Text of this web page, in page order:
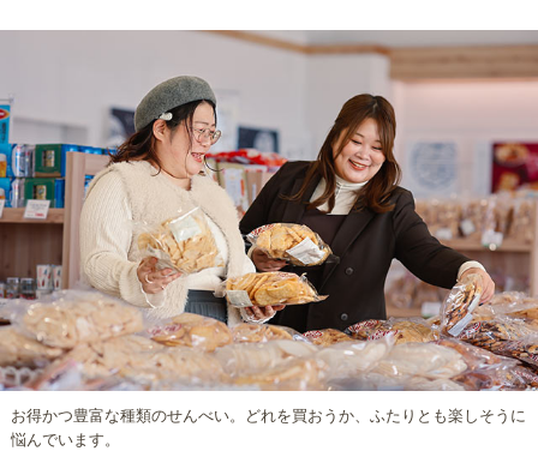
お得かつ豊富な種類のせんべい。どれを買おうか、ふたりとも楽しそうに
悩んでいます。